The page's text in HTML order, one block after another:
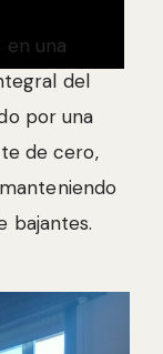
en una
del
por una
de cero,
bajantes.